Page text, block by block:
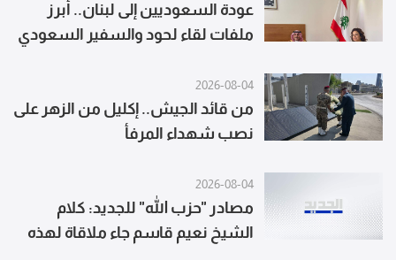
عودة السعوديين إلى لبنان.. أبرز
ملفات لقاء لحود والسفير السعودي
2026-08-04
من قائد الجيش.. إكليل من الزهر على
نصب شهداء المرفأ
2026-08-04
مصادر "حزب الله" للجديد: كلام
الشيخ نعيم قاسم جاء ملاقاة لهذه